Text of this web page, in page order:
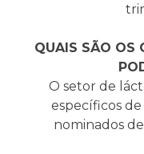
QUAIS SÃO OS
O setor de
específicos de
nominados